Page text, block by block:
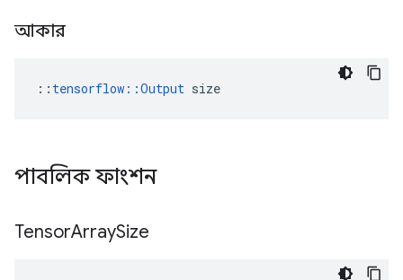
আকার
:: tensorflow::Output size
পাবলিক ফাংশন
TensorArraySize